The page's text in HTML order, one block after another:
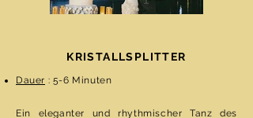
KRISTALLSPLITTER
Dauer : 5-6 Minuten
Ein eleganter und rhythmischer Tanz des